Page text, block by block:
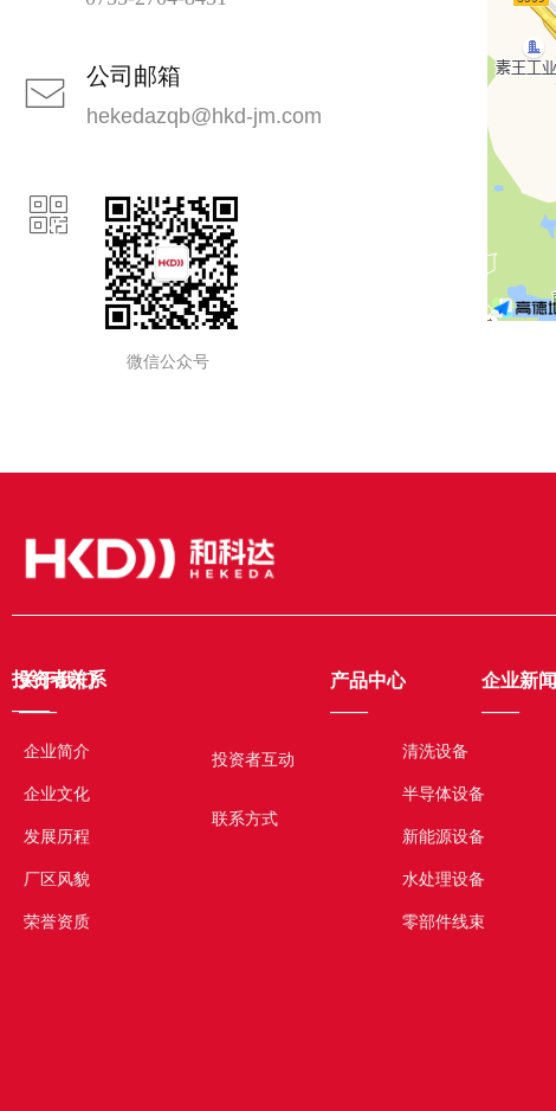
ꂘ 公司邮箱
hekedazqb@hkd-jm.com
ꀥ
微信公众号
企业简介
企业文化
发展历程
厂区风貌
荣誉资质
清洗设备
半导体设备
新能源设备
水处理设备
零部件线束
关于我们
——
产品中心
——
企业新闻
——
投资者互动
联系方式
投资者关系
——